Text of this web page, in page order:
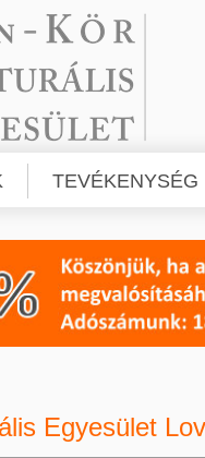
TEVÉKENYSÉG
Egyesület